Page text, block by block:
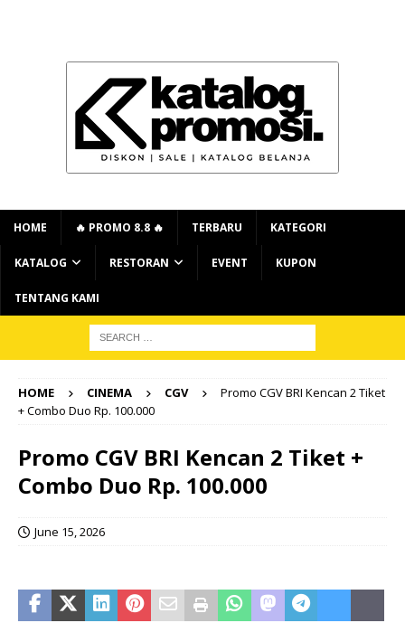
HOME 🔥 PROMO 8.8 🔥 TERBARU KATEGORI
KATALOG RESTORAN EVENT KUPON
TENTANG KAMI
HOME CINEMA CGV
Promo CGV BRI Kencan 2 Tiket
+ Combo Duo Rp. 100.000
Promo CGV BRI Kencan 2 Tiket +
Combo Duo Rp. 100.000
June 15, 2026